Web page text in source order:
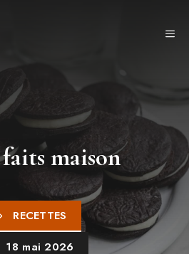
maison
RECETTES
18 mai 2026